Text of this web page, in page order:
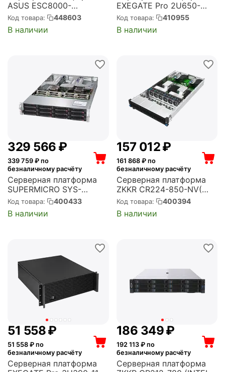
ASUS ESC8000-
E11/30R4/WOS/WOA/WON
/WOM/WONCRD/WORCRD
/EU (90SF02I2-M003E0)
Код товара: 448603
В наличии
EXEGATE Pro 2U650-
06/2U2098L RM 19",
высота 2U, глубина 650,
Redundant БП 2x800W,
Код товара: 410955
В наличии
329 566 ₽
339 759 ₽ по
безналичному расчёту
Серверная платформа
SUPERMICRO SYS-
6029U-E1CR4 2U,
2xLGA3647, 24xDDR4,
12x3.5/2.5 Exp., iC621,
Код товара: 400433
В наличии
157 012₽
161 868₽ по
безналичному расчёту
Серверная платформа
ZKKR CR224-850-NV(
AMD) 2U; Dual AMD
processor, 7002
CPU(Rome Series), 7001
Код товара: 400394
В наличии
51 558₽
51 558 ₽ по
безналичному расчёту
Серверная платформа
186 349₽
192 113₽ по
безналичному расчёту
Серверная платформа